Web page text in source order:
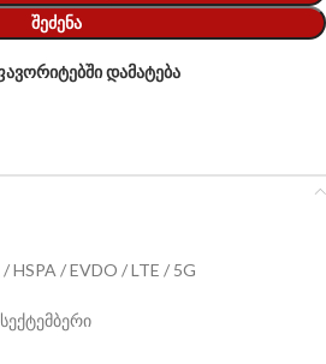
ᲨᲔᲫᲔᲜᲐ
დამატება
HSPA / EVDO / LTE / 5G